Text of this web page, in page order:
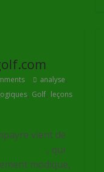
analyse,
, Golf, leçons
vient de
, qui
modique,